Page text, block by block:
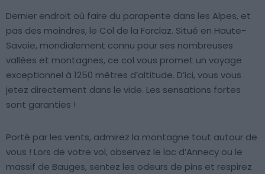
Dernier endroit où faire du parapente dans les Alpes, et
pas des moindres, le Col de la Forclaz. Situé en Haute-
Savoie, mondialement connu pour ses nombreuses
vallées et montagnes, ce col vous promet un voyage
exceptionnel à 1250 mètres d’altitude. D’ici, vous vous
jetez directement dans le vide. Les sensations fortes
sont garanties !
Porté par les vents, admirez la montagne tout autour de
vous ! Lors de votre vol, observez le lac d’Annecy ou le
massif de Bauges, sentez les odeurs de pins et respirez